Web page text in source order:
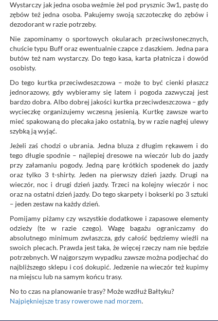
Wystarczy jak jedna osoba weźmie żel pod prysznic 3w1, pastę do
zębów też jedna osoba. Pakujemy swoją szczoteczkę do zębów i
dezodorant w razie potrzeby.
Nie zapominamy o sportowych okularach przeciwsłonecznych,
chuście typu Buff oraz ewentualnie czapce z daszkiem. Jedna para
butów też nam wystarczy. Do tego kasa, karta płatnicza i dowód
osobisty.
Do tego kurtka przeciwdeszczowa – może to być cienki płaszcz
jednorazowy, gdy wybieramy się latem i pogoda zazwyczaj jest
bardzo dobra. Albo dobrej jakości kurtka przeciwdeszczowa – gdy
wycieczkę organizujemy wczesną jesienią. Kurtkę zawsze warto
mieć spakowaną do plecaka jako ostatnią, by w razie nagłej ulewy
szybką ją wyjąć.
Jeżeli zaś chodzi o ubrania. Jedna bluza z długim rękawem i do
tego długie spodnie – najlepiej dresowe na wieczór lub do jazdy
przy załamaniu pogody. Jedną parę krótkich spodenek do jazdy
oraz tylko 3 t-shirty. Jeden na pierwszy dzień jazdy. Drugi na
wieczór, noc i drugi dzień jazdy. Trzeci na kolejny wieczór i noc
oraz na ostatni dzień jazdy. Do tego skarpety i bokserki po 3 sztuki
– jeden zestaw na każdy dzień.
Pomijamy piżamy czy wszystkie dodatkowe i zapasowe elementy
odzieży (te w razie czego). Wagę bagażu ograniczamy do
absolutnego minimum zwłaszcza, gdy całość będziemy wieźli na
swoich plecach. Prawda jest taka, że więcej rzeczy nam nie będzie
potrzebnych. W najgorszym wypadku zawsze można podjechać do
najbliższego sklepu i coś dokupić. Jedzenie na wieczór też kupimy
na miejscu lub na samym końcu trasy.
No to czas na planowanie trasy? Może wzdłuż Bałtyku?
Najpiękniejsze trasy rowerowe nad morzem.